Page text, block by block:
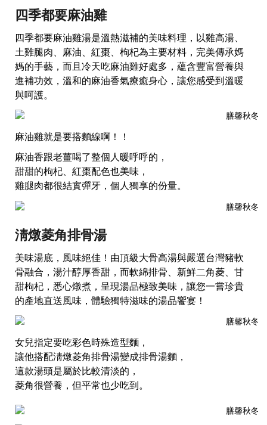
四季都要麻油雞
四季都要麻油雞湯是溫熱滋補的美味料理，以雞高湯、
土雞腿肉、麻油、紅棗、枸杞為主要材料，完美傳承媽
媽的手藝，而且冷天吃麻油雞好處多，蘊含豐富營養與
進補功效，溫和的麻油香氣療癒身心，讓您感受到溫暖
與呵護。
麻油雞就是要搭麵線啊！！
麻油香跟老薑喝了整個人暖呼呼的，
甜甜的枸杞、紅棗配色也美味，
雞腿肉都很結實彈牙，個人獨享的份量。
淸燉菱角排骨湯
美味湯底，風味絕佳！由頂級大骨高湯與嚴選台灣豬軟
骨融合，湯汁醇厚香甜，而軟綿排骨、新鮮二角菱、甘
甜枸杞，悉心燉煮，呈現湯品極致美味，讓您一嘗珍貴
的產地直送風味，體驗獨特滋味的湯品饗宴！
女兒指定要吃彩色時殊造型麵，
讓他搭配淸燉菱角排骨湯變成排骨湯麵，
這款湯頭是屬於比較清淡的，
菱角很營養，但平常也少吃到。